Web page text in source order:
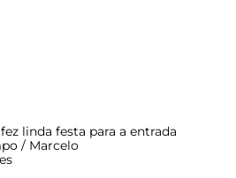
linda festa para a entrada
/ Marcelo